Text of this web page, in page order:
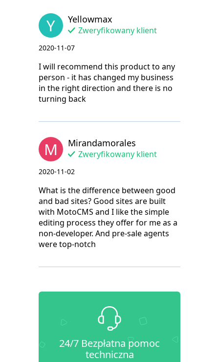
Y Yellowmax
Zweryfikowany klient
2020-11-07
I will recommend this product to any
person - it has changed my business
in the right direction and there is no
turning back
M Mirandamorales
Zweryfikowany klient
2020-11-02
What is the difference between good
and bad sites? Good sites are built
with MotoCMS and I like the simple
editing process they offer for me as a
non-developer. And pre-sale agents
were top-notch
24/7 Bezpłatna pomoc
techniczna